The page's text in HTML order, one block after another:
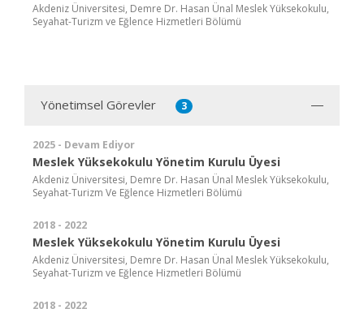
Akdeniz Üniversitesi, Demre Dr. Hasan Ünal Meslek Yüksekokulu,
Seyahat-Turizm ve Eğlence Hizmetleri Bölümü
Yönetimsel Görevler 3
2025 - Devam Ediyor
Meslek Yüksekokulu Yönetim Kurulu Üyesi
Akdeniz Üniversitesi, Demre Dr. Hasan Ünal Meslek Yüksekokulu,
Seyahat-Turizm Ve Eğlence Hizmetleri Bölümü
2018 - 2022
Meslek Yüksekokulu Yönetim Kurulu Üyesi
Akdeniz Üniversitesi, Demre Dr. Hasan Ünal Meslek Yüksekokulu,
Seyahat-Turizm ve Eğlence Hizmetleri Bölümü
2018 - 2022